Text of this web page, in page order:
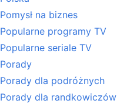
Pomysł na biznes
Popularne programy TV
Popularne seriale TV
Porady
Porady dla podróżnych
Porady dla randkowiczów